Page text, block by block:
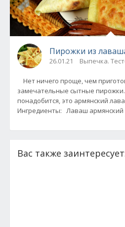
Пирожки из
26.01.21 Выпечка.
Нет ничего проще, чем
замечательные сытные
понадобится, это армянский
Ингредиенты: Лаваш армянский
Вас также